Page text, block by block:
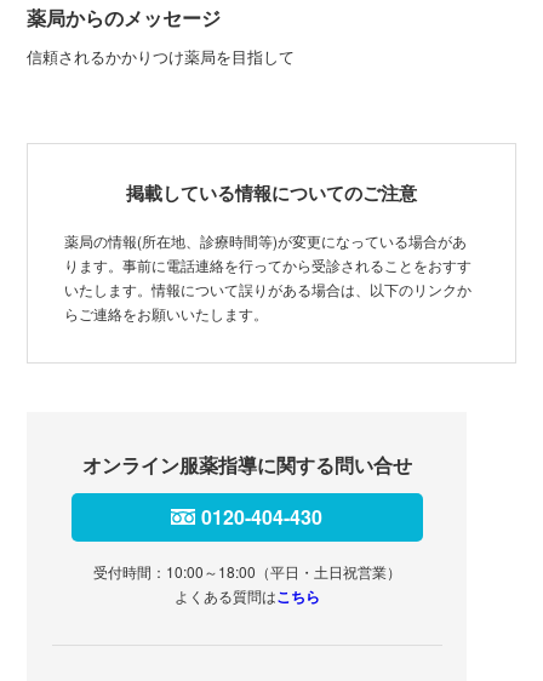
薬局からのメッセージ
信頼されるかかりつけ薬局を目指して
掲載している情報についてのご注意
薬局の情報(所在地、診療時間等)が変更になっている場合があ
ります。事前に電話連絡を行ってから受診されることをおすす
いたします。情報について誤りがある場合は、以下のリンクか
らご連絡をお願いいたします。
オンライン服薬指導に関する問い合せ
0120-404-430
受付時間：10:00～18:00（平日・土日祝営業）
よくある質問はこちら